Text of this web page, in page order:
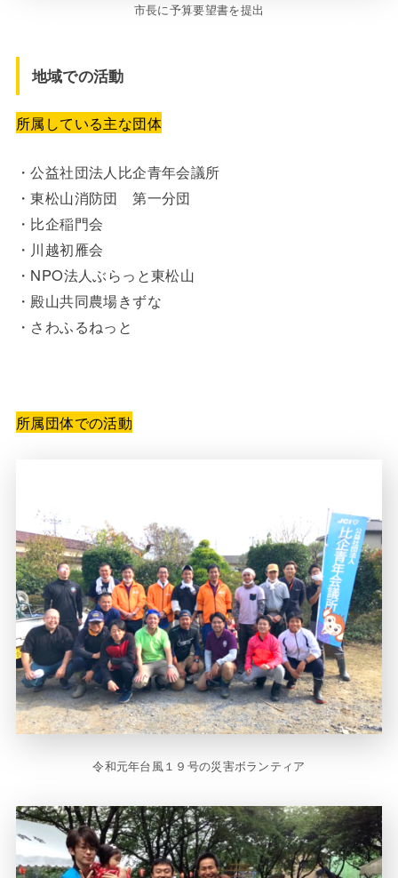
市長に予算要望書を提出
地域での活動
所属している主な団体
・公益社団法人比企青年会議所
・東松山消防団 第一分団
・比企稲門会
・川越初雁会
・NPO法人ぶらっと東松山
・殿山共同農場きずな
・さわふるねっと
所属団体での活動
令和元年台風１９号の災害ボランティア